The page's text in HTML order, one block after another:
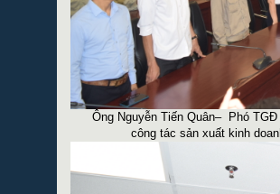
Ông Nguyễn Tiến Quân– Phó
công tác sản xuất kinh